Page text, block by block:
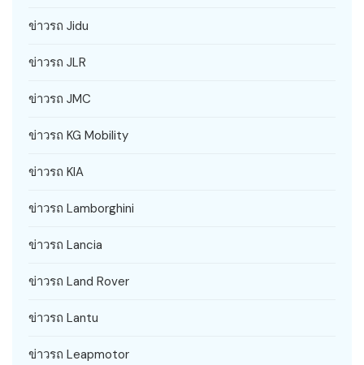
ข่าวรถ Jidu
ข่าวรถ JLR
ข่าวรถ JMC
ข่าวรถ KG Mobility
ข่าวรถ KIA
ข่าวรถ Lamborghini
ข่าวรถ Lancia
ข่าวรถ Land Rover
ข่าวรถ Lantu
ข่าวรถ Leapmotor